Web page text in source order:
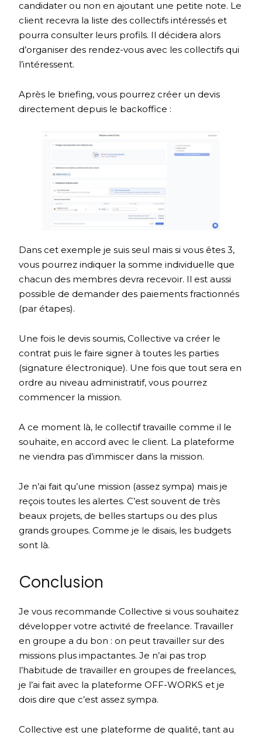
candidater ou non en ajoutant une petite note. Le
client recevra la liste des collectifs intéressés et
pourra consulter leurs profils. Il décidera alors
d’organiser des rendez-vous avec les collectifs qui
l’intéressent.
Après le briefing, vous pourrez créer un devis
directement depuis le backoffice :
Dans cet exemple je suis seul mais si vous êtes 3,
vous pourrez indiquer la somme individuelle que
chacun des membres devra recevoir. Il est aussi
possible de demander des paiements fractionnés
(par étapes).
Une fois le devis soumis, Collective va créer le
contrat puis le faire signer à toutes les parties
(signature électronique). Une fois que tout sera en
ordre au niveau administratif, vous pourrez
commencer la mission.
A ce moment là, le collectif travaille comme il le
souhaite, en accord avec le client. La plateforme
ne viendra pas d’immiscer dans la mission.
Je n’ai fait qu’une mission (assez sympa) mais je
reçois toutes les alertes. C’est souvent de très
beaux projets, de belles startups ou des plus
grands groupes. Comme je le disais, les budgets
sont là.
Conclusion
Je vous recommande Collective si vous souhaitez
développer votre activité de freelance. Travailler
en groupe a du bon : on peut travailler sur des
missions plus impactantes. Je n’ai pas trop
l’habitude de travailler en groupes de freelances,
je l’ai fait avec la plateforme OFF-WORKS et je
dois dire que c’est assez sympa.
Collective est une plateforme de qualité, tant au